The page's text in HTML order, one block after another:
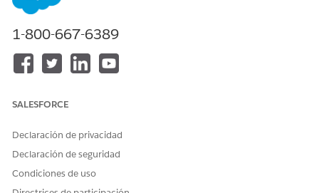
EDICIONES NECESARIAS
Disponible en: Lightning Experience
Disponible en: Ediciones
complemento Einstein para Servicios de TI y el
Configure modelos predictivos para pronosticar
infracciones de SLA, distribuciones de incidentes
importantes, predicción de criticidad de elementos de
configuración y riesgos de solicitudes de cambio para
1-800-667-6389
SALESFORCE
Declaración de privacidad
Declaración de seguridad
Condiciones de uso